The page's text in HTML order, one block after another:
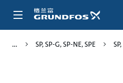
SP, SP-G, SP-NE, SPE